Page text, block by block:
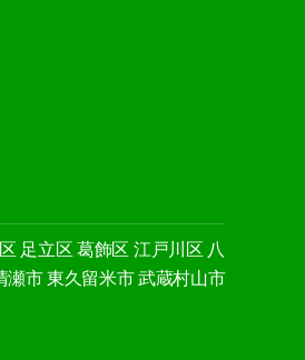
足立区 葛飾区 江戸川区 八
瀬市 東久留米市 武蔵村山市